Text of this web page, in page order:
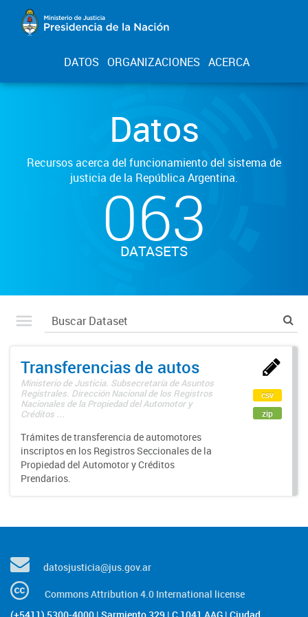
DATOS ORGANIZACIONES ACERCA
Datos
Recursos acerca del funcionamiento del sistema de
justicia de la República Argentina.
063
DATASETS
Transferencias de autos
Ministerio de Justicia. Subsecretaría de Asuntos
Registrales. Dirección Nacional de los Registros
Nacionales de la Propiedad del Automotor y
Créditos ...
Trámites de transferencia de automotores
inscriptos en los Registros Seccionales de la
Propiedad del Automotor y Créditos
Prendarios.
csv
zip
datosjusticia@jus.gov.ar
Commons Attribution 4.0 International license